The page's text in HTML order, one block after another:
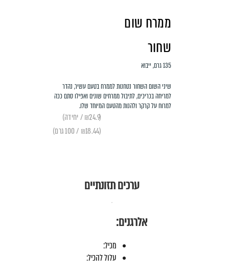
ממרח שום
שחור
135 גרם, ייבוא
שיני השום השחור נטחנות לממרח בטעם עשיר, נהדר
למריחה בכריכים, לתיבול ממרחים שונים ואפילו סתם ככה
למרוח על קרקר ולהנות מהטעם המיוחד שלו.
(₪24.9 / יחידה)
(₪18.44 / 100 גרם)
ערכים תזונתיים
אלרגנים:
מכיל:
עלול להכיל: